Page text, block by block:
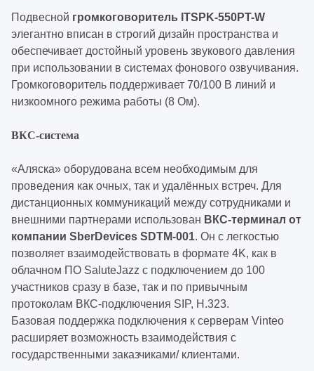
Подвесной громкоговоритель ITSPK-550PT-W
элегантно вписан в строгий дизайн пространства и
обеспечивает достойный уровень звукового давления
при использовании в системах фонового озвучивания.
Громкоговоритель поддерживает 70/100 В линий и
низкоомного режима работы (8 Ом).
ВКС-система
«Аляска» оборудована всем необходимым для
проведения как очных, так и удалённых встреч. Для
дистанционных коммуникаций между сотрудниками и
внешними партнерами использован ВКС-терминал от
компании SberDevices SDTM-001. Он с легкостью
позволяет взаимодействовать в формате 4K, как в
облачном ПО SaluteJazz с подключением до 100
участников сразу в базе, так и по привычным
протоколам ВКС-подключения SIP, H.323.
Базовая поддержка подключения к серверам Vinteo
расширяет возможность взаимодействия с
государственными заказчиками/ клиентами.